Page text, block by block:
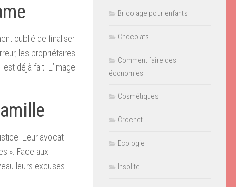
oublié de finaliser
les propriétaires
déjà fait. L’image
Leur avocat
». Face aux
leurs excuses
Bricolage pour enfants
Chocolats
Comment faire des
économies
Cosmétiques
Crochet
Ecologie
Insolite